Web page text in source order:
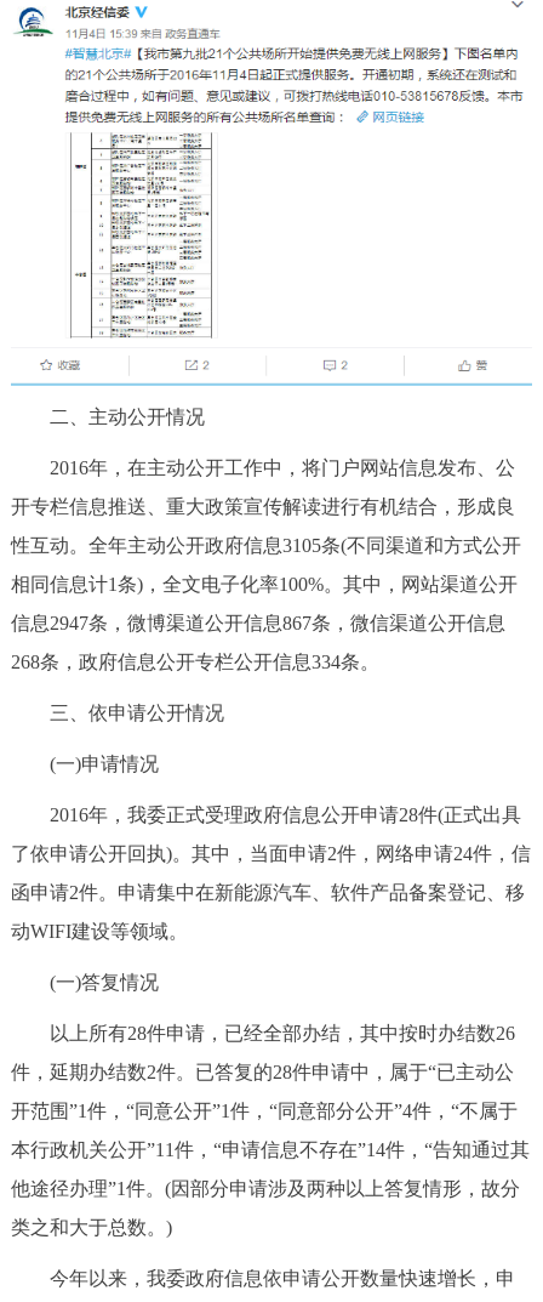
二、主动公开情况
2016年，在主动公开工作中，将门户网站信息发布、公
开专栏信息推送、重大政策宣传解读进行有机结合，形成良
性互动。全年主动公开政府信息3105条(不同渠道和方式公开
相同信息计1条)，全文电子化率100%。其中，网站渠道公开
信息2947条，微博渠道公开信息867条，微信渠道公开信息
268条，政府信息公开专栏公开信息334条。
三、依申请公开情况
(一)申请情况
2016年，我委正式受理政府信息公开申请28件(正式出具
了依申请公开回执)。其中，当面申请2件，网络申请24件，信
函申请2件。申请集中在新能源汽车、软件产品备案登记、移
动WIFI建设等领域。
(一)答复情况
以上所有28件申请，已经全部办结，其中按时办结数26
件，延期办结数2件。已答复的28件申请中，属于“已主动公
开范围”1件，“同意公开”1件，“同意部分公开”4件，“不属于
本行政机关公开”11件，“申请信息不存在”14件，“告知通过其
他途径办理”1件。(因部分申请涉及两种以上答复情形，故分
类之和大于总数。)
今年以来，我委政府信息依申请公开数量快速增长，申